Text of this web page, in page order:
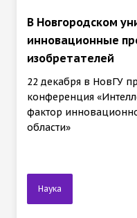
В Новгородском
инновационные
изобретателей
22 декабря в НовГУ
конференция
фактор
области»
Наука